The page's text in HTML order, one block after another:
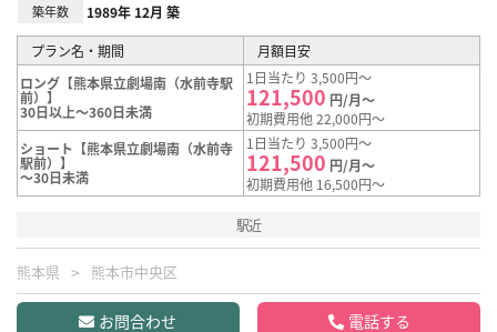
築年数 1989年 12月 築
プラン名・期間
月額目安
ロング【熊本県立劇場南（水前寺駅
前）】
30日以上～360日未満
1日当たり 3,500円～
121,500 円/月～
初期費用他 22,000円～
ショート【熊本県立劇場南（水前寺
駅前）】
～30日未満
1日当たり 3,500円～
121,500 円/月～
初期費用他 16,500円～
駅近
熊本県 熊本市中央区
お問合わせ 電話する